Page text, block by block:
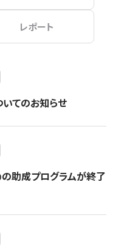
レポート
てのお知らせ
助成プログラムが終了